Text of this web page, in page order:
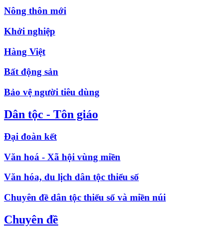
Nông thôn mới
Khởi nghiệp
Hàng Việt
Bất động sản
Bảo vệ người tiêu dùng
Dân tộc - Tôn giáo
Đại đoàn kết
Văn hoá - Xã hội vùng miền
Văn hóa, du lịch dân tộc thiểu số
Chuyên đề dân tộc thiểu số và miền núi
Chuyên đề